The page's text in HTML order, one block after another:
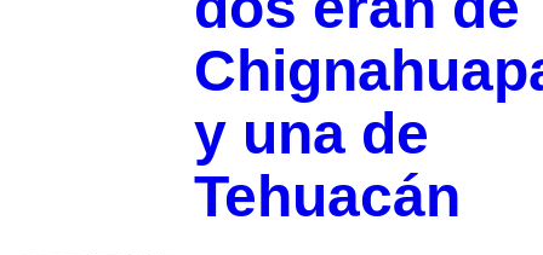
y una de
Tehuacán